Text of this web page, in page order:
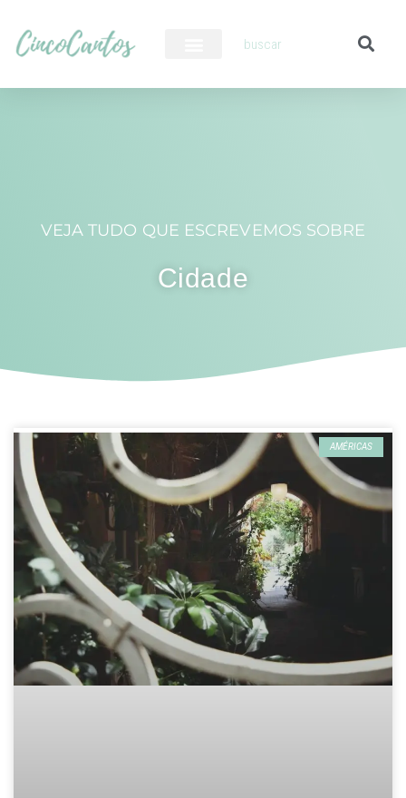
VEJA TUDO QUE ESCREVEMOS SOBRE
Cidade
AMÉRICAS